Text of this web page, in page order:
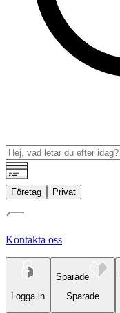
Företag Privat
Kontakta oss
Logga in
Sparade
Sparade